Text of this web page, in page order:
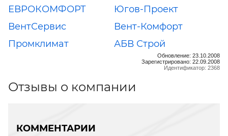
ЕВРОКОМФОРТ
Югов-Проект
ВентСервис
Вент-Комфорт
Промклимат
АБВ Строй
Обновление: 23.10.2008
Зарегистрировано: 22.09.2008
Идентификатор: 2368
Отзывы о компании
КОММЕНТАРИИ